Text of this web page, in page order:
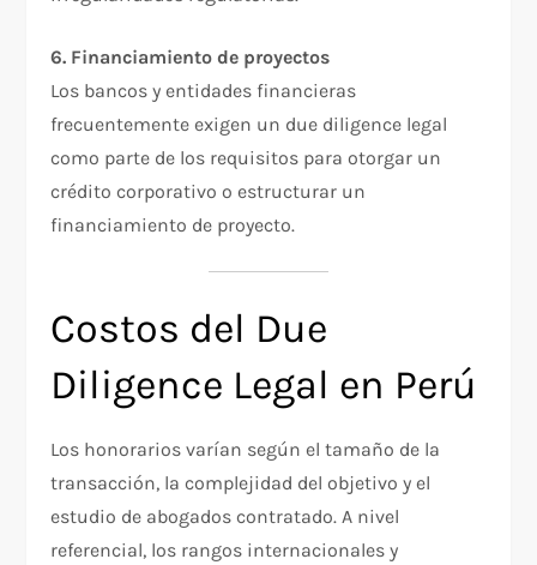
6. Financiamiento de proyectos
Los bancos y entidades financieras
frecuentemente exigen un due diligence legal
como parte de los requisitos para otorgar un
crédito corporativo o estructurar un
financiamiento de proyecto.
Costos del Due
Diligence Legal en Perú
Los honorarios varían según el tamaño de la
transacción, la complejidad del objetivo y el
estudio de abogados contratado. A nivel
referencial, los rangos internacionales y